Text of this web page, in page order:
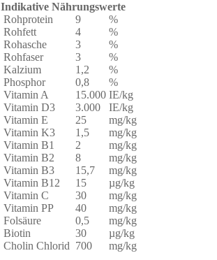
Indikative Nährungswerte
Rohprotein
9
%
Rohfett
4
%
Rohasche
3
%
Rohfaser
3
%
Kalzium
1,2
%
Phosphor
0,8
%
Vitamin A
15.000 IE/kg
Vitamin D3
3.000
IE/kg
Vitamin E
25
mg/kg
Vitamin K3
1,5
mg/kg
Vitamin B1
2
mg/kg
Vitamin B2
8
mg/kg
Vitamin B3
15,7
mg/kg
Vitamin B12
15
µg/kg
Vitamin C
30
mg/kg
Vitamin PP
40
mg/kg
Folsäure
0,5
mg/kg
Biotin
30
µg/kg
Cholin Chlorid 700
mg/kg